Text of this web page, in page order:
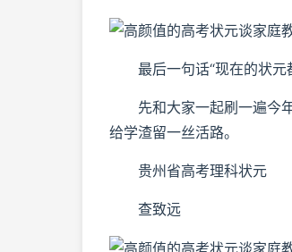
最后一句话“现在的状元
先和大家一起刷一遍今年
给学渣留一丝活路。
贵州省高考理科状元
查致远